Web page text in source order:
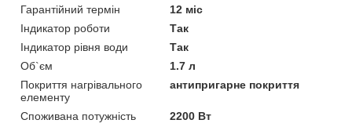
Гарантійний термін
12 міс
Індикатор роботи
Так
Індикатор рівня води
Так
Об`єм
1.7 л
Покриття нагрівального
елементу
антипригарне покриття
Споживана потужність
2200 Вт